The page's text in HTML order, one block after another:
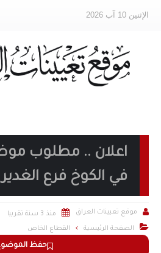
الإثنين 10 آب 2026
اعلان .. مطلوب
في الكوخ فرع الغدير
حفظ
 موقع تعيينات العراق  منذ 3 سنة تقريبا
 الصفحة الرئيسية القطاع الخاص